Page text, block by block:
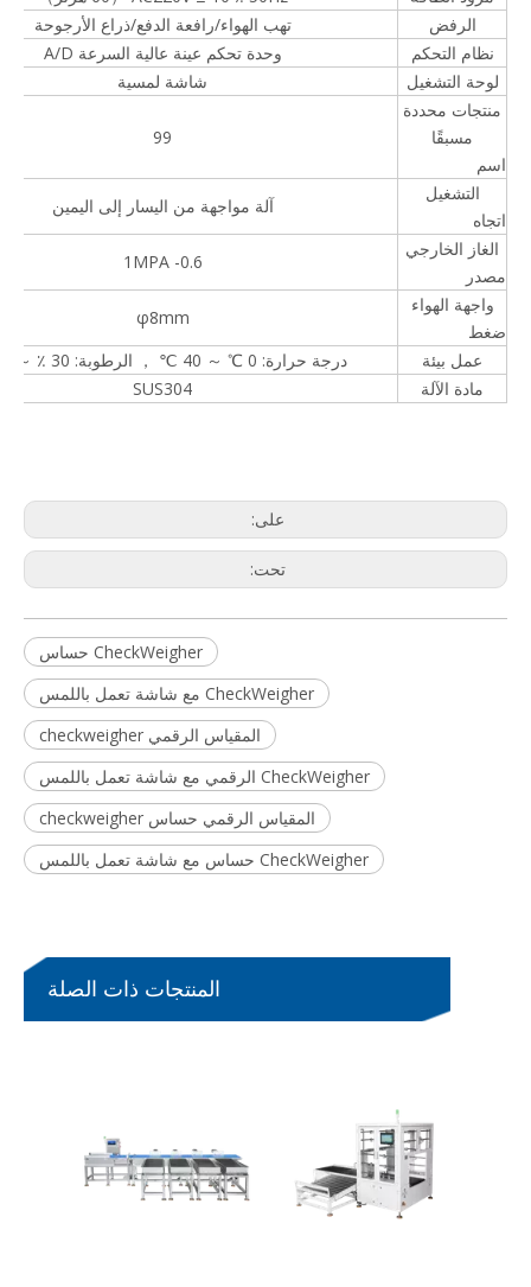
الرفض
تهب الهواء/رافعة الدفع/ذراع الأرجوحة
نظام التحكم
وحدة تحكم عينة عالية السرعة A/D
لوحة التشغيل
شاشة لمسية
منتجات محددة
مسبقًا
اسم
99
التشغيل
اتجاه
آلة مواجهة من اليسار إلى اليمين
الغاز الخارجي
مصدر
0.6- 1MPA
واجهة الهواء
ضغط
φ8mm
عمل بيئة
درجة حرارة: 0 ℃ ～ 40 ℃ ， الرطوبة: 30 ٪ ～ 95 ٪
مادة الآلة
SUS304
على:
تحت:
CheckWeigher حساس
CheckWeigher مع شاشة تعمل باللمس
المقياس الرقمي checkweigher
CheckWeigher الرقمي مع شاشة تعمل باللمس
المقياس الرقمي حساس checkweigher
CheckWeigher حساس مع شاشة تعمل باللمس
المنتجات ذات الصلة
جهاز تدقيق الوزن بأسطوانة أحادية القسم لصناديق ثقيلة بوزن 25 كجم جهاز تدقيق الوزن المقاوم للانفجار للمصانع الكيميائية